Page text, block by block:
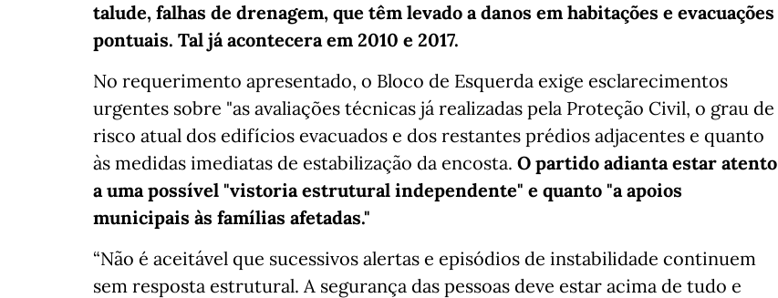
talude, falhas de drenagem, que têm levado a danos em habitações e evacuações
pontuais. Tal já acontecera em 2010 e 2017.
No requerimento apresentado, o Bloco de Esquerda exige esclarecimentos
urgentes sobre "as avaliações técnicas já realizadas pela Proteção Civil, o grau de
risco atual dos edifícios evacuados e dos restantes prédios adjacentes e quanto
às medidas imediatas de estabilização da encosta. O partido adianta estar atento
a uma possível "vistoria estrutural independente" e quanto "a apoios
municipais às famílias afetadas."
“Não é aceitável que sucessivos alertas e episódios de instabilidade continuem
sem resposta estrutural. A segurança das pessoas deve estar acima de tudo e